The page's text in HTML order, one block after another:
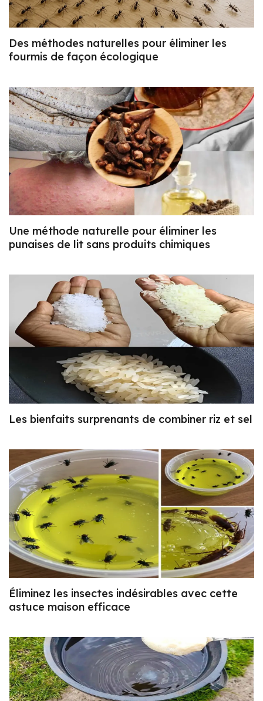
Des méthodes naturelles pour éliminer les
fourmis de façon écologique
Une méthode naturelle pour éliminer les
punaises de lit sans produits chimiques
Les bienfaits surprenants de combiner riz et sel
Éliminez les insectes indésirables avec cette
astuce maison efficace